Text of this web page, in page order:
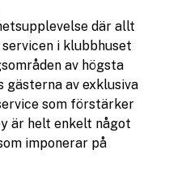
där allt
i klubbhuset
av högsta
gästerna av exklusiva
som förstärker
är helt enkelt något
imponerar på